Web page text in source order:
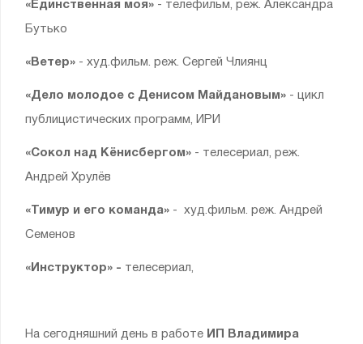
«Единственная моя» - телефильм, реж. Александра
Бутько
«Ветер» - худ.фильм. реж. Сергей Члиянц
«Дело молодое с Денисом Майдановым» - цикл
публицистических программ, ИРИ
«Сокол над Кёнисбергом» - телесериал, реж.
Андрей Хрулёв
«Тимур и его команда» - худ.фильм. реж. Андрей
Семенов
«Инструктор» - телесериал,
На сегодняшний день в работе ИП Владимира